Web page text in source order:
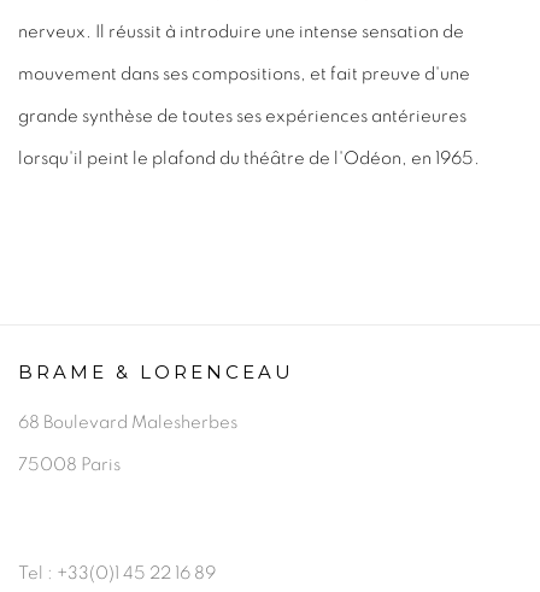
nerveux. Il réussit à introduire une intense sensation de
mouvement dans ses compositions, et fait preuve d'une
grande synthèse de toutes ses expériences antérieures
lorsqu'il peint le plafond du théâtre de l'Odéon, en 1965.
BRAME & LORENCEAU
68 Boulevard Malesherbes
75008 Paris
Tel : +33(0)1 45 22 16 89